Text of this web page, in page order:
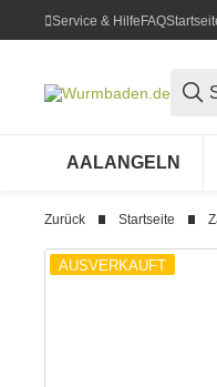
Service & HilfeFAQ
AALANGELN
Zurück Startseite
AUSVERKAUFT